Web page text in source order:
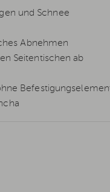
und Schnee
Abnehmen
Seitentischen ab